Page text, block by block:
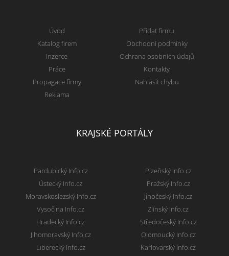
Úvod
Katalog firem
Inzerce
Práce
Propagace firmy
Reklama
Přidat firmu
Obchodní podmínky
Ochrana osobních údajů
Kontakty
Nahlásit chybu
KRAJSKÉ PORTÁLY
Pardubický Info.cz
Ústecký Info.cz
Moravskoslezský Info.cz
Vysočina Info.cz
Hradecký Info.cz
Jihomoravský Info.cz
Liberecký Info.cz
Plzeňský Info.cz
Pražský Info.cz
Jihočeský Info.cz
Zlínský Info.cz
Středočeský Info.cz
Olomoucký Info.cz
Karlovarský Info.cz